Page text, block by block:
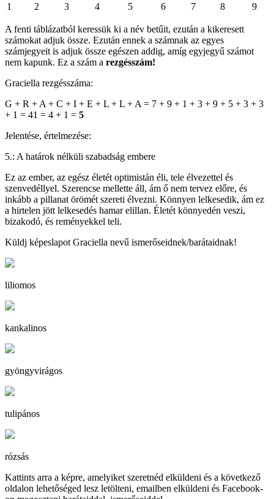
1
2 3 4 5 6 7 8 9
A fenti táblázatból keressük ki a név betűit, ezután a kikeresett
számokat adjuk össze. Ezután ennek a számnak az egyes
számjegyeit is adjuk össze egészen addig, amíg egyjegyű számot
nem kapunk. Ez a szám a rezgésszám!
Graciella rezgésszáma:
G + R + A + C + I + E + L + L + A = 7 + 9 + 1 + 3 + 9 + 5 + 3 + 3
+ 1 = 41 = 4 + 1 = 5
Jelentése, értelmezése:
5.: A határok nélküli szabadság embere
Ez az ember, az egész életét optimistán éli, tele élvezettel és
szenvedéllyel. Szerencse mellette áll, ám ő nem tervez előre, és
inkább a pillanat örömét szereti élvezni. Könnyen lelkesedik, ám ez
a hirtelen jött lelkesedés hamar elillan. Életét könnyedén veszi,
bizakodó, és reményekkel teli.
Küldj képeslapot Graciella nevű ismerőseidnek/barátaidnak!
liliomos
kankalinos
gyöngyvirágos
tulipános
rózsás
Kattints arra a képre, amelyiket szeretnéd elküldeni és a következő
oldalon lehetőséged lesz letölteni, emailben elküldeni és Facebook-